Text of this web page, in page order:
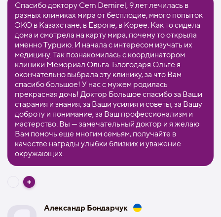
Спасибо доктору Cem Demirel, 9 лет лечилась в
разных клиниках мира от бесплодие, много попыток
ЭКО в Казахстане, в Европе, в Корее. Как то сидела
дома и смотрела на карту мира, почему то открыла
именно Турцию. И начала с интересом изучать их
медицину. Так познакомилась с координатором
клиники Мемориал Ольга. Блогодаря Ольге я
окончательно выбрала эту клинику, за что Вам
спасибо большое! У нас с мужем родилась
прекрасная дочь! Доктор Большое спасибо за Ваши
старания и знания, за Ваши усилия и советы, за Вашу
доброту и понимание, за Ваш профессионализм и
мастерство. Вы — замечательный доктор и я желаю
Вам помочь еще многим семьям, получайте в
качестве награды улыбки близких и уважение
окружающих.
Александр Бондарчук